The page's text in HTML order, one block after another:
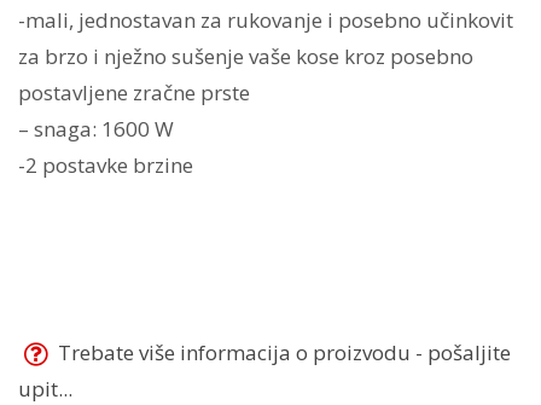
-mali, jednostavan za rukovanje i posebno učinkovit
za brzo i nježno sušenje vaše kose kroz posebno
postavljene zračne prste
– snaga: 1600 W
-2 postavke brzine
Trebate više informacija o proizvodu - pošaljite
upit...